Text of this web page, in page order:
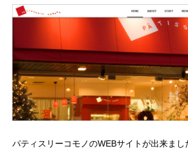
パティスリーコモノのWEBサイトが出来まし